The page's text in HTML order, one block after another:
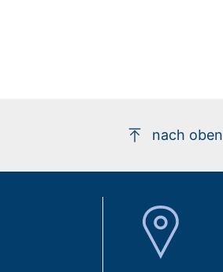
nach oben